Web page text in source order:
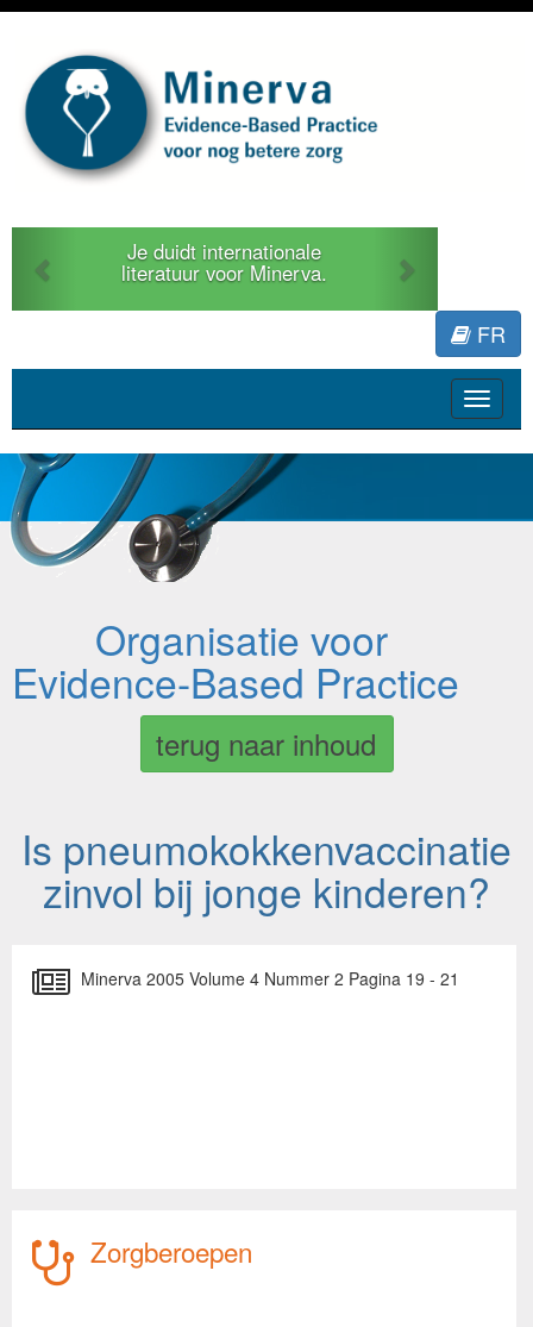
Je duidt internationale
literatuur voor Minerva.
Previous
FR
Toggle
Organisatie voor
Evidence-Based Practice
terug naar inhoud
Is pneumokokkenvaccinatie
zinvol bij jonge kinderen?
Minerva 2005 Volume 4 Nummer 2 Pagina 19 - 21
Zorgberoepen